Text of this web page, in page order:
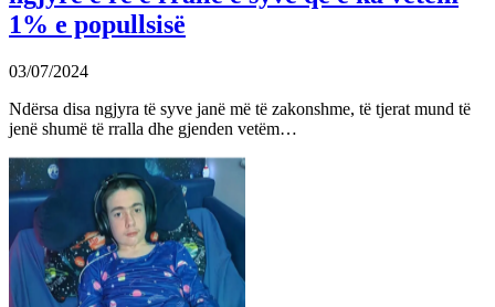
1% e popullsisë
03/07/2024
Ndërsa disa ngjyra të syve janë më të zakonshme, të tjerat mund të
jenë shumë të rralla dhe gjenden vetëm…